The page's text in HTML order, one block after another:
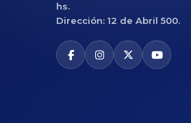
hs.
Dirección: 12 de Abril 500.